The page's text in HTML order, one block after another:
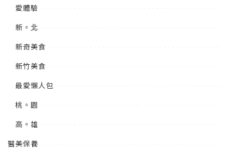
愛體驗
新。北
新奇美食
新竹美食
最愛懶人包
桃。園
高。雄
醫美保養